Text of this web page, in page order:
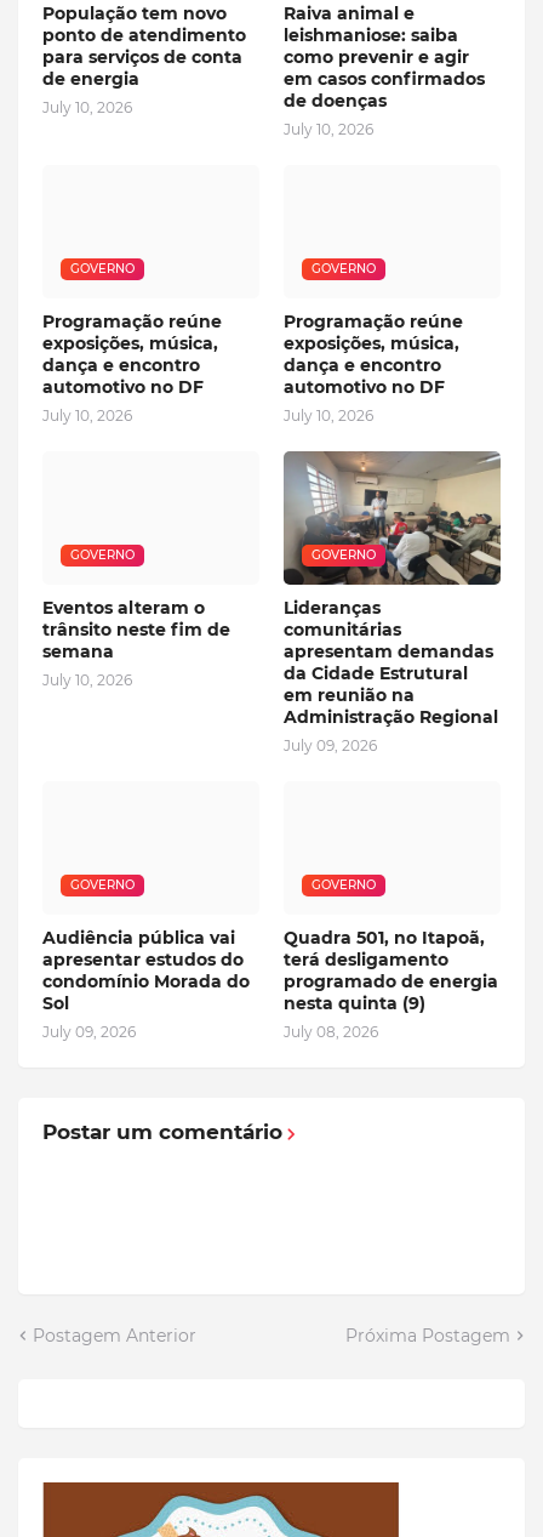
População tem novo
ponto de atendimento
para serviços de conta
de energia
July 10, 2026
Raiva animal e
leishmaniose: saiba
como prevenir e agir
em casos confirmados
de doenças
July 10, 2026
GOVERNO
Programação reúne
exposições, música,
dança e encontro
automotivo no DF
July 10, 2026
GOVERNO
Programação reúne
exposições, música,
dança e encontro
automotivo no DF
July 10, 2026
GOVERNO
Eventos alteram o
trânsito neste fim de
semana
July 10, 2026
GOVERNO
Lideranças
comunitárias
apresentam demandas
da Cidade Estrutural
em reunião na
Administração Regional
July 09, 2026
GOVERNO
Audiência pública vai
apresentar estudos do
condomínio Morada do
Sol
July 09, 2026
GOVERNO
Quadra 501, no Itapoã,
terá desligamento
programado de energia
nesta quinta (9)
July 08, 2026
Postar um comentário
Postagem Anterior Próxima Postagem